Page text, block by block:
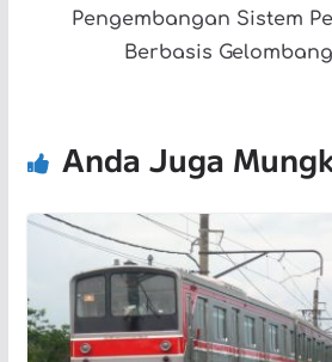
Pengembangan Sistem
Berbasis
Anda Juga